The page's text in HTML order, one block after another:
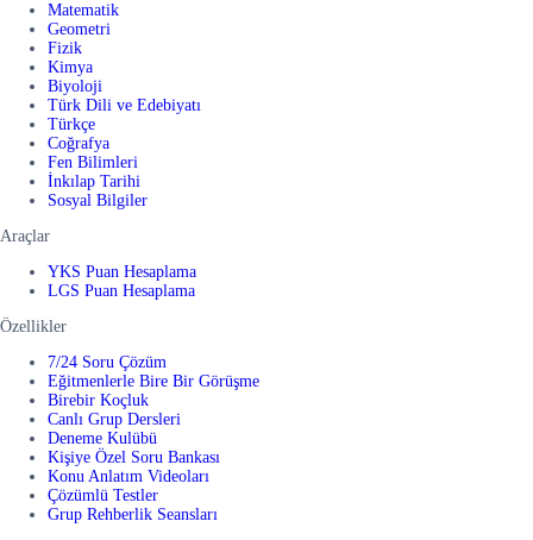
Matematik
Geometri
Fizik
Kimya
Biyoloji
Türk Dili ve Edebiyatı
Türkçe
Coğrafya
Fen Bilimleri
İnkılap Tarihi
Sosyal Bilgiler
Araçlar
YKS Puan Hesaplama
LGS Puan Hesaplama
Özellikler
7/24 Soru Çözüm
Eğitmenlerle Bire Bir Görüşme
Birebir Koçluk
Canlı Grup Dersleri
Deneme Kulübü
Kişiye Özel Soru Bankası
Konu Anlatım Videoları
Çözümlü Testler
Grup Rehberlik Seansları